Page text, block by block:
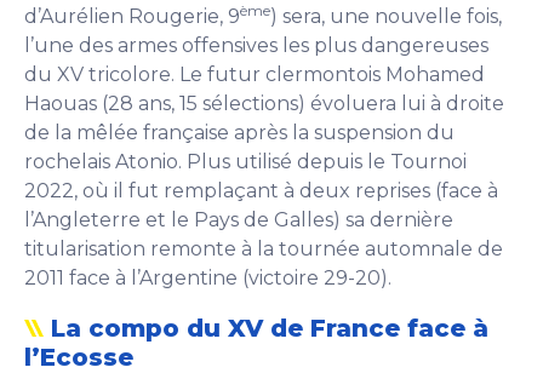
d’Aurélien Rougerie, 9ème) sera, une nouvelle fois,
l’une des armes offensives les plus dangereuses
du XV tricolore. Le futur clermontois Mohamed
Haouas (28 ans, 15 sélections) évoluera lui à droite
de la mêlée française après la suspension du
rochelais Atonio. Plus utilisé depuis le Tournoi
2022, où il fut remplaçant à deux reprises (face à
l’Angleterre et le Pays de Galles) sa dernière
titularisation remonte à la tournée automnale de
2011 face à l’Argentine (victoire 29-20).
La compo du XV de France face à
l’Ecosse